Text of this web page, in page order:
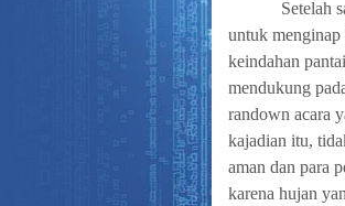
Setelah
untuk menginap
keindahan
mendukung
randown acara
kajadian itu,
aman dan para
karena hujan